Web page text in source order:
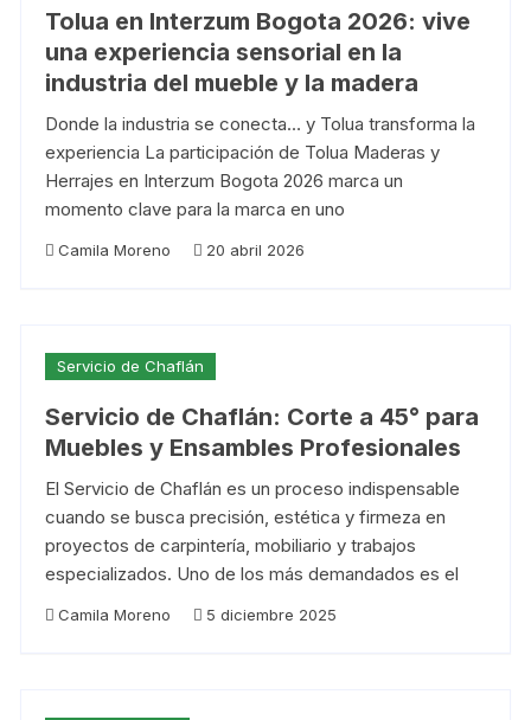
Tolua en Interzum Bogota 2026: vive
una experiencia sensorial en la
industria del mueble y la madera
Donde la industria se conecta… y Tolua transforma la
experiencia La participación de Tolua Maderas y
Herrajes en Interzum Bogota 2026 marca un
momento clave para la marca en uno
Camila Moreno 20 abril 2026
Servicio de Chaflán
Servicio de Chaflán: Corte a 45° para
Muebles y Ensambles Profesionales
El Servicio de Chaflán es un proceso indispensable
cuando se busca precisión, estética y firmeza en
proyectos de carpintería, mobiliario y trabajos
especializados. Uno de los más demandados es el
Camila Moreno 5 diciembre 2025